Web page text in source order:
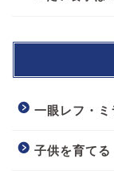
一眼レフ・ミ
子供を育てる